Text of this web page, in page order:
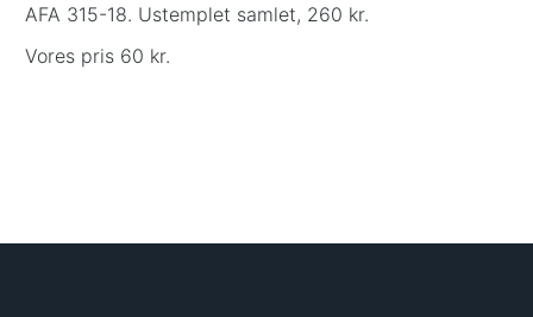
AFA 315-18. Ustemplet samlet, 260 kr.
Vores pris 60 kr.